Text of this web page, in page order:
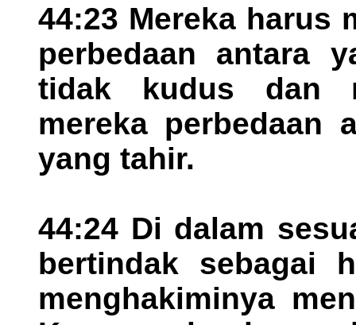
44:23 Mereka harus
perbedaan antara
tidak kudus dan
mereka perbedaan
yang tahir.
44:24 Di dalam
bertindak sebagai
menghakiminya